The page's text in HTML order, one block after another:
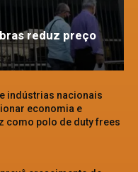
reduz preço
indústrias nacionais
economia e
como polo de duty frees